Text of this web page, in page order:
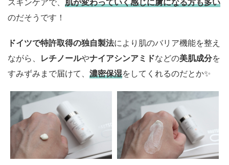
スキンケアで、 肌が変わっていく感じに虜になる方も多い
のだそうです！
ドイツで特許取得の独自製法により肌のバリア機能を整え
ながら、 レチノールやナイアシンアミドなどの美肌成分を
すみずみまで届けて、 濃密保湿をしてくれるのだとか✨